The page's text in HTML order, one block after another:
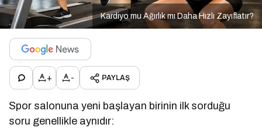
Kardiyo mu Ağırlık mı Daha Hızlı Zayıflatır?
+ - PAYLAŞ
Spor salonuna yeni başlayan birinin ilk sorduğu
soru genellikle aynıdır: